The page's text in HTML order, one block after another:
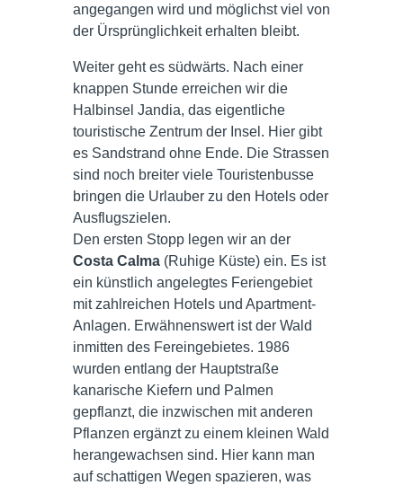
angegangen wird und möglichst viel von
der Ürsprünglichkeit erhalten bleibt.
Weiter geht es südwärts. Nach einer
knappen Stunde erreichen wir die
Halbinsel Jandia, das eigentliche
touristische Zentrum der Insel. Hier gibt
es Sandstrand ohne Ende. Die Strassen
sind noch breiter viele Touristenbusse
bringen die Urlauber zu den Hotels oder
Ausflugszielen.
Den ersten Stopp legen wir an der
Costa Calma(Ruhige Küste) ein. Es ist
ein künstlich angelegtes Feriengebiet
mit zahlreichen Hotels und Apartment-
Anlagen. Erwähnenswert ist der Wald
inmitten des Fereingebietes. 1986
wurden entlang der Hauptstraße
kanarische Kiefern und Palmen
gepflanzt, die inzwischen mit anderen
Pflanzen ergänzt zu einem kleinen Wald
herangewachsen sind. Hier kann man
auf schattigen Wegen spazieren, was